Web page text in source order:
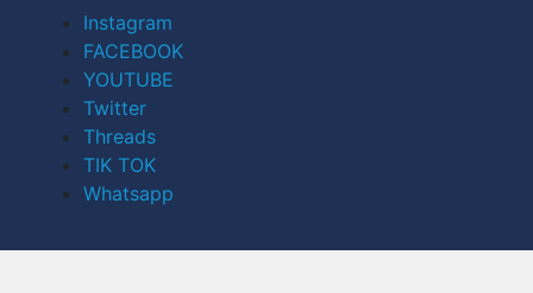
Instagram
FACEBOOK
YOUTUBE
Twitter
Threads
TIK TOK
Whatsapp